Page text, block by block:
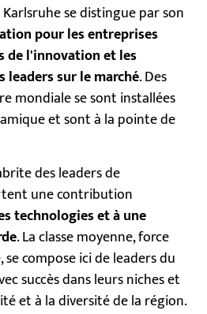
se distingue par son
pour les entreprises
de l'innovation et les
leaders sur le marché. Des
mondiale se sont installées
et sont à la pointe de
des leaders de
une contribution
technologies et à une
. La classe moyenne, force
compose ici de leaders du
succès dans leurs niches et
et à la diversité de la région.